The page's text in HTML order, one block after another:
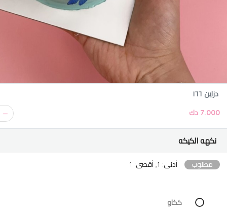
دزاين ١٦٦
7.000 دك
نكهه الكيكه
مطلوب أدنى: 1, أقصى: 1
ككاو